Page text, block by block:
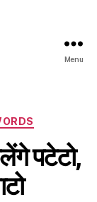
Menu
पटेटो,